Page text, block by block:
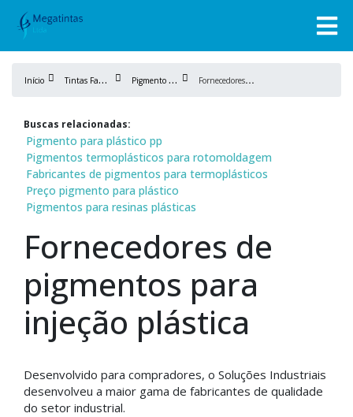
Início T
intas Fabricação P
igmento para plástico F
ornecedores de pigmentos para injeção plástica
Buscas relacionadas:
Pigmento para plástico pp
Pigmentos termoplásticos para rotomoldagem
Fabricantes de pigmentos para termoplásticos
Preço pigmento para plástico
Pigmentos para resinas plásticas
Fornecedores de
pigmentos para
injeção plástica
Desenvolvido para compradores, o Soluções Industriais
desenvolveu a maior gama de fabricantes de qualidade
do setor industrial.